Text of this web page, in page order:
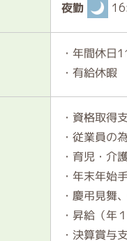
夜勤
・年間休日
・有給休暇
・資格取得
・従業員の
・育児・介
・年末年始
・慶弔見舞
・昇給（年
・決算賞与